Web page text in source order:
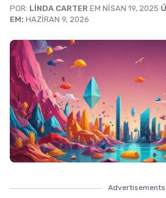
POR: LINDA CARTER EM NISAN 19, 2025
EM: HAZIRAN 9, 2026
Advertisements